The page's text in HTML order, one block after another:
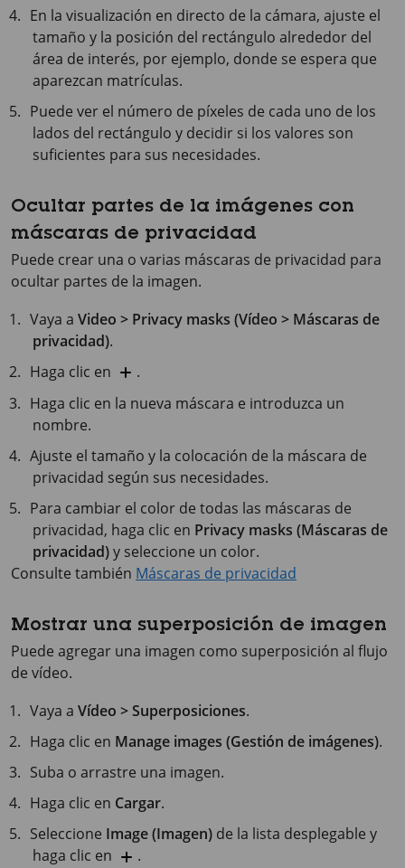
En la visualización en directo de la cámara, ajuste el
tamaño y la posición del rectángulo alrededor del
área de interés, por ejemplo, donde se espera que
aparezcan matrículas.
Puede ver el número de píxeles de cada uno de los
lados del rectángulo y decidir si los valores son
suficientes para sus necesidades.
Ocultar partes de la imágenes con
máscaras de privacidad
Puede crear una o varias máscaras de privacidad para
ocultar partes de la imagen.
Vaya aVideo > Privacy masks (Vídeo > Máscaras de
privacidad).
Haga clic en
.
Haga clic en la nueva máscara e introduzca un
nombre.
Ajuste el tamaño y la colocación de la máscara de
privacidad según sus necesidades.
Para cambiar el color de todas las máscaras de
privacidad, haga clic en Privacy masks (Máscaras de
privacidad)y seleccione un color.
Consulte también Máscaras de privacidad
Mostrar una superposición de imagen
Puede agregar una imagen como superposición al flujo
de vídeo.
Vaya aVídeo > Superposiciones.
Haga clic en Manage images (Gestión de imágenes).
Suba o arrastre una imagen.
Haga clic en Cargar.
Seleccione Image (Imagen) de la lista desplegable y
haga clic en
.